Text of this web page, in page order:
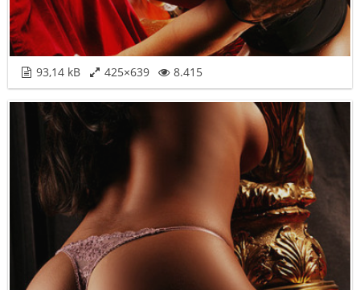
93,14 kB 425×639 8.415